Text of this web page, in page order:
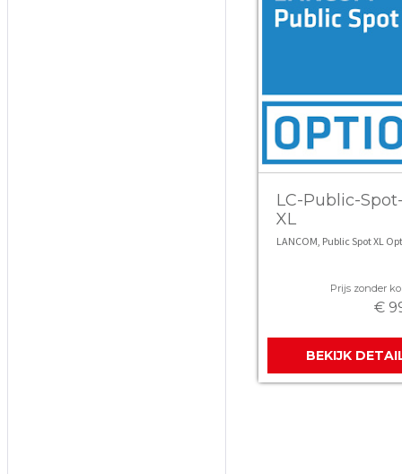
LC-Public-
XL
LANCOM, Public Spot XL
Prijs zonder
€
BEKIJK